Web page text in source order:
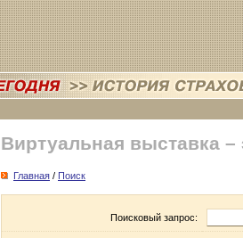
Виртуальная выставка –
Главная / Поиск
Поисковый запрос: